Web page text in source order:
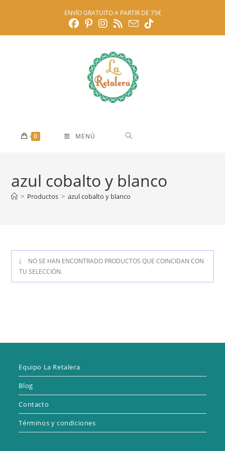
ENVÍO GRATUITO A PARTIR DE 75€
0 MENÚ
azul cobalto y blanco
> Productos > azul cobalto y blanco
NO SE HAN ENCONTRADO PRODUCTOS QUE COINCIDAN CON
TU SELECCIÓN.
Equipo La Retalera
Blog
Contacto
Términos y condiciones